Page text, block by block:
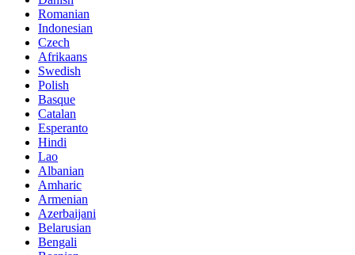
Romanian
Indonesian
Czech
Afrikaans
Swedish
Polish
Basque
Catalan
Esperanto
Hindi
Lao
Albanian
Amharic
Armenian
Azerbaijani
Belarusian
Bengali